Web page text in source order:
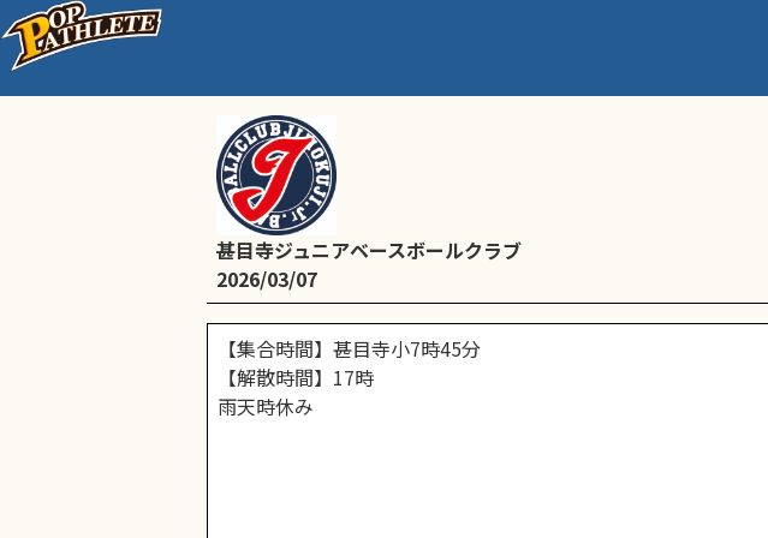
甚目寺ジュニアベースボールクラブ
2026/03/07
【集合時間】甚目寺小7時45分
【解散時間】17時
雨天時休み